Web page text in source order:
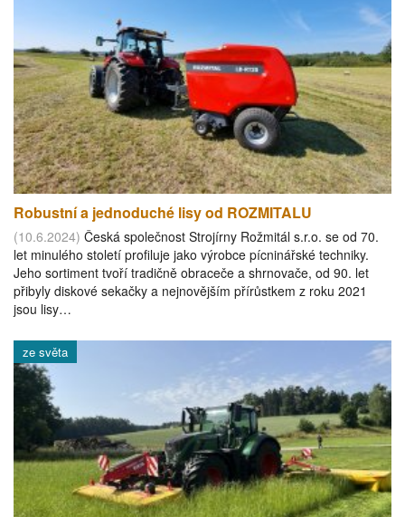
Robustní a jednoduché lisy od ROZMITALU
(10.6.2024) Česká společnost Strojírny Rožmitál s.r.o. se od 70.
let minulého století profiluje jako výrobce pícninářské techniky.
Jeho sortiment tvoří tradičně obraceče a shrnovače, od 90. let
přibyly diskové sekačky a nejnovějším přírůstkem z roku 2021
jsou lisy…
ze světa